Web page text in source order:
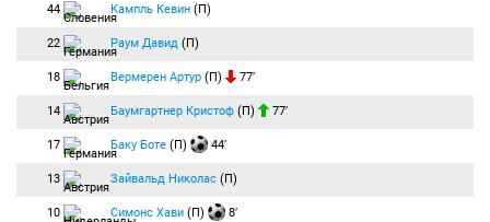
44 Кампль Кевин (П)
22 Раум Давид (П)
18 Вермерен Артур (П) 77′
14 Баумгартнер Кристоф (П) 77′
17 Баку Боте (П) 44′
13 Зайвальд Николас (П)
10 Симонс Хави (П) 8′